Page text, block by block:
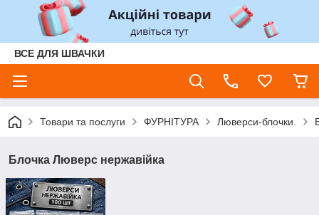
ВСЕ ДЛЯ ШВАЧКИ
Товари та послуги ФУРНІТУРА Люверси-блочки.
Блочка Люверс нержавійка